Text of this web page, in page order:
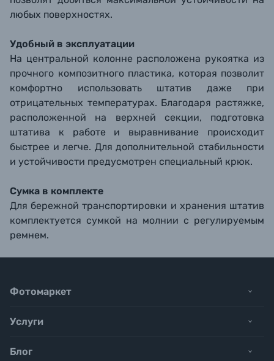
любых поверхностях.
Удобный в эксплуатации
На центральной колонне расположена рукоятка из
прочного композитного пластика, которая позволит
комфортно использовать штатив даже при
отрицательных температурах. Благодаря растяжке,
расположенной на верхней секции, подготовка
штатива к работе и выравнивание происходит
быстрее и легче. Для дополнительной стабильности
и устойчивости предусмотрен специальный крюк.
Сумка в комплекте
Для бережной транспортировки и хранения штатив
комплектуется сумкой на молнии с регулируемым
ремнем.
Фотомаркет
Услуги
Блог